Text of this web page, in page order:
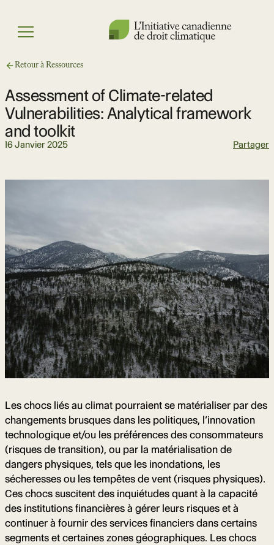
content
Menu
Retour à Ressources
Assessment of Climate-related
Vulnerabilities: Analytical framework
and toolkit
16 Janvier 2025 Partager
Les chocs liés au climat pourraient se matérialiser par des
changements brusques dans les politiques, l’innovation
technologique et/ou les préférences des consommateurs
(risques de transition), ou par la matérialisation de
dangers physiques, tels que les inondations, les
sécheresses ou les tempêtes de vent (risques physiques).
Ces chocs suscitent des inquiétudes quant à la capacité
des institutions financières à gérer leurs risques et à
continuer à fournir des services financiers dans certains
segments et certaines zones géographiques. Les chocs